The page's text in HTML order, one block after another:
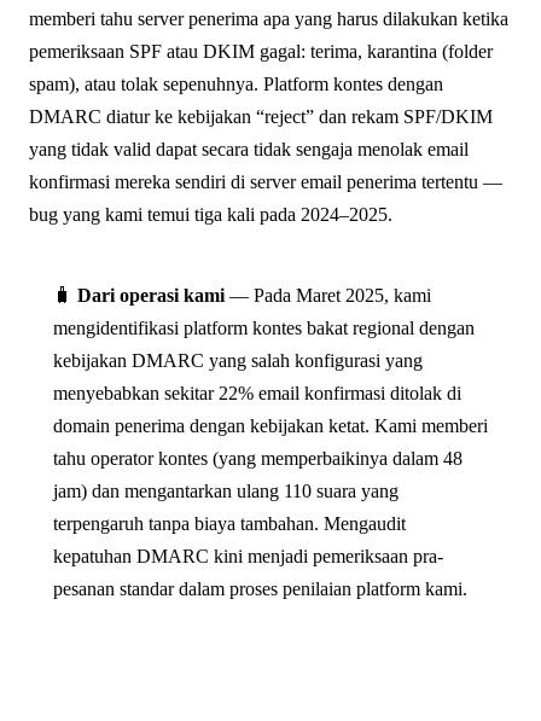
memberi tahu server penerima apa yang harus dilakukan ketika
pemeriksaan SPF atau DKIM gagal: terima, karantina (folder
spam), atau tolak sepenuhnya. Platform kontes dengan
DMARC diatur ke kebijakan “reject” dan rekam SPF/DKIM
yang tidak valid dapat secara tidak sengaja menolak email
konfirmasi mereka sendiri di server email penerima tertentu —
bug yang kami temui tiga kali pada 2024–2025.
🧳 Dari operasi kami — Pada Maret 2025, kami
mengidentifikasi platform kontes bakat regional dengan
kebijakan DMARC yang salah konfigurasi yang
menyebabkan sekitar 22% email konfirmasi ditolak di
domain penerima dengan kebijakan ketat. Kami memberi
tahu operator kontes (yang memperbaikinya dalam 48
jam) dan mengantarkan ulang 110 suara yang
terpengaruh tanpa biaya tambahan. Mengaudit
kepatuhan DMARC kini menjadi pemeriksaan pra-
pesanan standar dalam proses penilaian platform kami.